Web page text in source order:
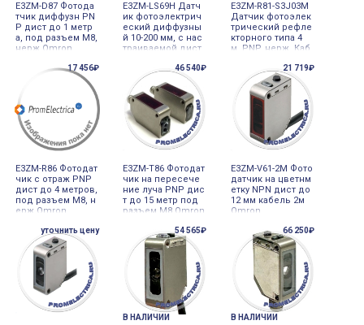
E3ZM-D87 Фотода
тчик диффузн PN
P дист до 1 метр
а, под разъем М8,
нерж Omron
E3ZM-LS69H Датч
ик фотоэлектрич
еский диффузны
й 10-200 мм, с нас
траиваемой дист
N, разъем Omron
E3ZM-R81-S3J03M
Датчик фотоэлек
трический рефле
кторного типа 4
м, PNP, нерж, Каб
м Omron
17 456₽
E3ZM-R86 Фотодат
чик с отраж PNP
дист до 4 метров,
под разъем М8, н
ерж Omron
46 540₽
E3ZM-T86 Фотодат
чик на пересече
ние луча PNP дис
т до 15 метр под
разъем М8 Omron
21 719₽
E3ZM-V61-2M Фото
датчик на цветнм
етку NPN дист до
12 мм кабель 2м
Omron
уточнить цену 54 565₽
В НАЛИЧИИ
66 250₽
В НАЛИЧИИ